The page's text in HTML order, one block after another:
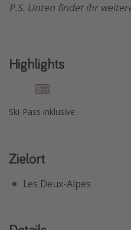
P.S. Unten findet ihr
Highlights
Ski-Pass inklusive
Zielort
Les Deux-Alpes